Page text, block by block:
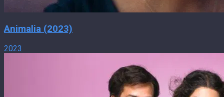
Animalia (2023)
2023